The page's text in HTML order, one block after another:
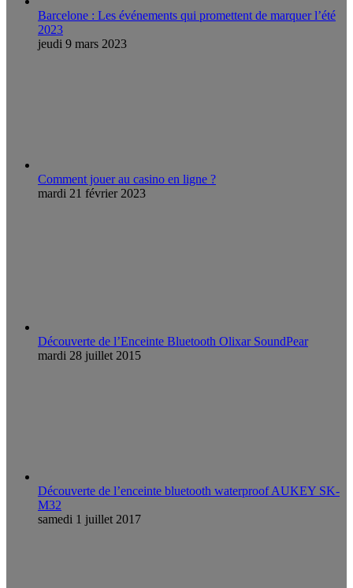
Barcelone : Les événements qui promettent de marquer l’été
2023
jeudi 9 mars 2023
Comment jouer au casino en ligne ?
mardi 21 février 2023
Découverte de l’Enceinte Bluetooth Olixar SoundPear
mardi 28 juillet 2015
Découverte de l’enceinte bluetooth waterproof AUKEY SK-
M32
samedi 1 juillet 2017